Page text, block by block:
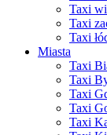
Taxi
Taxi
Taxi
Miasta
Taxi
Taxi
Taxi
Taxi
Taxi